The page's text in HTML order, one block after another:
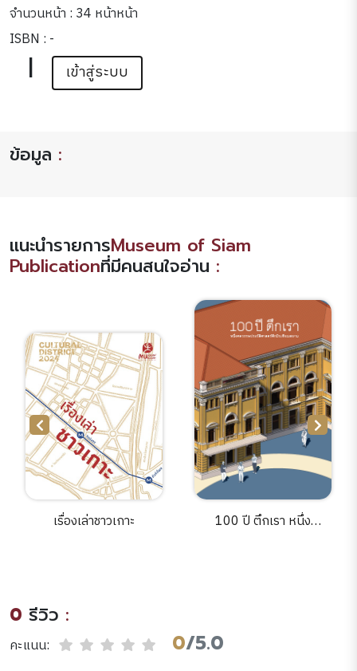
จำนวนหน้า : 34 หน้าหน้า
ISBN : -
| เข้าสู่ระบบ
ข้อมูล :
แนะนำรายการMuseum of Siam
Publicationที่มีคนสนใจอ่าน :
เรื่องเล่าชาวเกาะ
100 ปี ตึกเรา หนึ่ง
0 รีวิว :
คะแนน: 0/5.0